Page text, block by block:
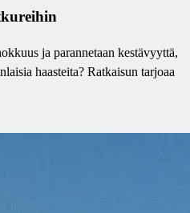
ja parannetaan kestävyyttä,
haasteita? Ratkaisun tarjoaa